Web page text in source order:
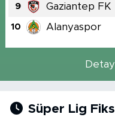
9 Gaziantep FK
10 Alanyaspor
Süper Lig